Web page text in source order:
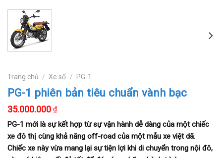
Trang chủ / Xe số / PG-1
PG-1 phiên bản tiêu chuẩn vành bạc
35.000.000 ₫
PG-1 mới là sự kết hợp từ sự vận hành dễ dàng của một chiếc
xe đô thị cùng khả năng off-road của một mẫu xe việt dã.
Chiếc xe này vừa mang lại sự tiện lợi khi di chuyển trong nội đô,